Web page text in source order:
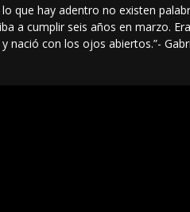
que hay adentro no existen
a cumplir seis años en marzo.
nació con los ojos abiertos.”-